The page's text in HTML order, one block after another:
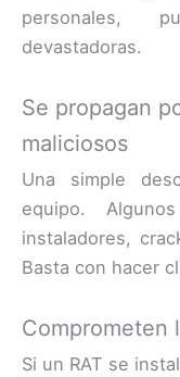
personales,
devastadoras.
Se propagan
maliciosos
Una simple
equipo.
instaladores,
Basta con hacer
Comprometen
Si un RAT se